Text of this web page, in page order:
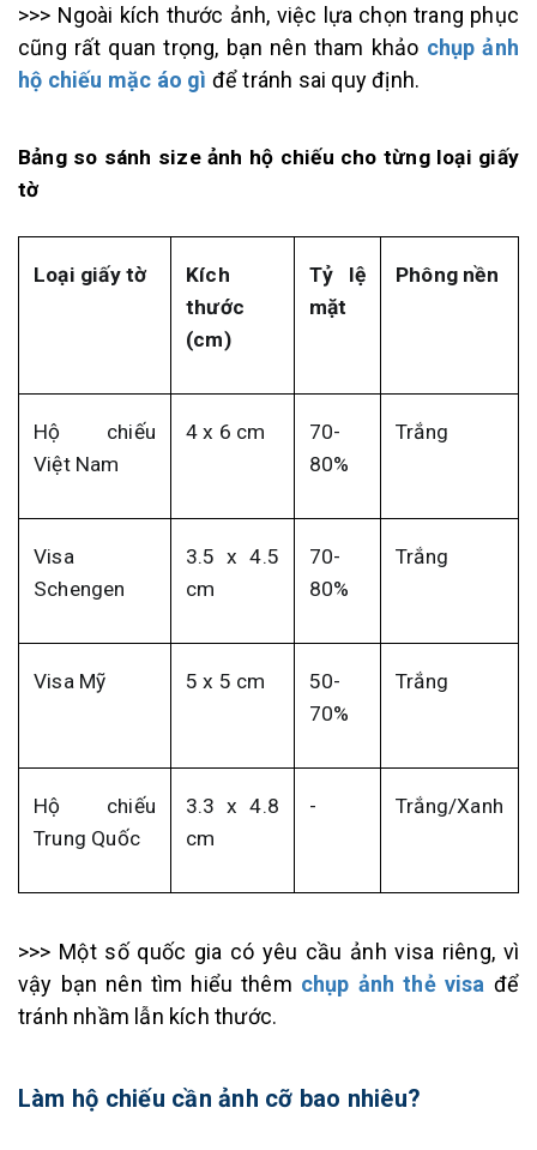
>>> Ngoài kích thước ảnh, việc lựa chọn trang phục
cũng rất quan trọng, bạn nên tham khảo chụp ảnh
hộ chiếu mặc áo gì để tránh sai quy định.
Bảng so sánh size ảnh hộ chiếu cho từng loại giấy
tờ
Loại giấy tờ
Kích
thước
(cm)
Tỷ lệ
mặt
Phông nền
Hộ chiếu
Việt Nam
4 x 6 cm
70-
80%
Trắng
Visa
Schengen
3.5 x 4.5
cm
70-
80%
Trắng
Visa Mỹ 5 x 5 cm
50-
70%
Trắng
Hộ chiếu
Trung Quốc
3.3 x 4.8
cm
- Trắng/Xanh
>>> Một số quốc gia có yêu cầu ảnh visa riêng, vì
vậy bạn nên tìm hiểu thêm chụp ảnh thẻ visa để
tránh nhầm lẫn kích thước.
Làm hộ chiếu cần ảnh cỡ bao nhiêu?